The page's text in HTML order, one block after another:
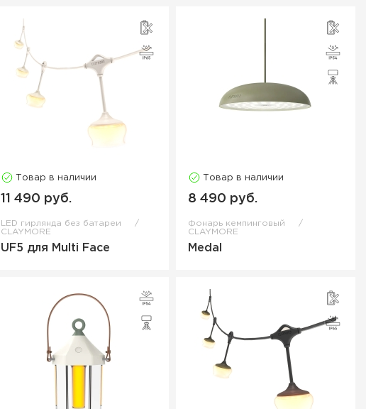
Товар в наличии
11 490 руб.
LED гирлянда без батареи
CLAYMORE
UF5 для Multi Face
Товар в наличии
8 490 руб.
Фонарь кемпинговый
CLAYMORE
Medal